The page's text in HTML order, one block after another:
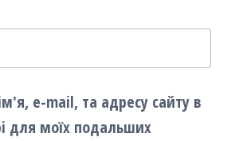
e-mail, та адресу сайту в
для моїх подальших